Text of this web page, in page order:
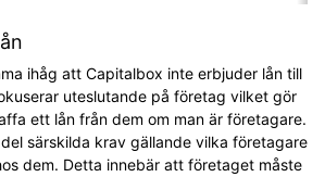
ihåg att Capitalbox inte erbjuder lån till
uteslutande på företag vilket gör
ett lån från dem om man är företagare.
särskilda krav gällande vilka företagare
dem. Detta innebär att företaget måste